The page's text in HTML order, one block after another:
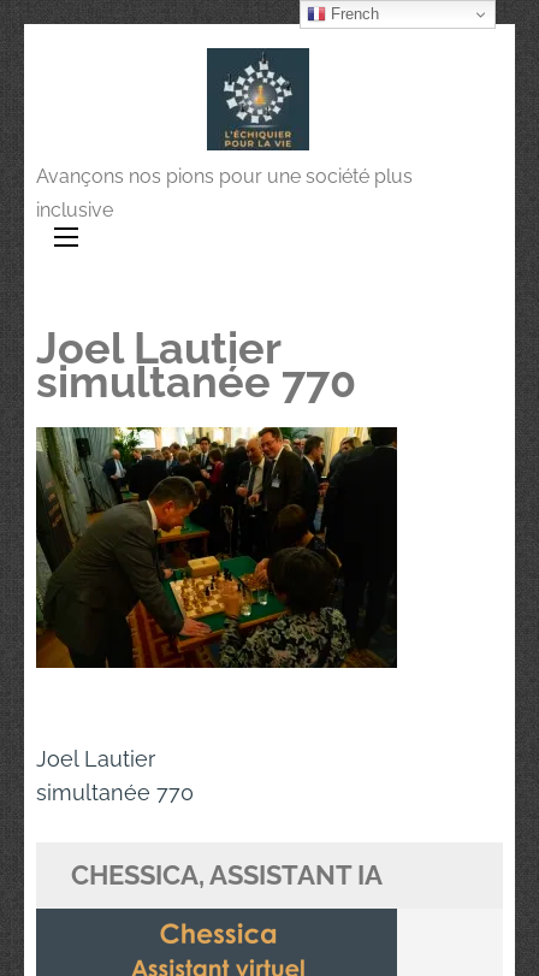
Avançons nos pions pour une société plus
inclusive
Joel Lautier
simultanée 770
Navigation
de
Joel Lautier
simultanée 770
CHESSICA, ASSISTANT IA
French